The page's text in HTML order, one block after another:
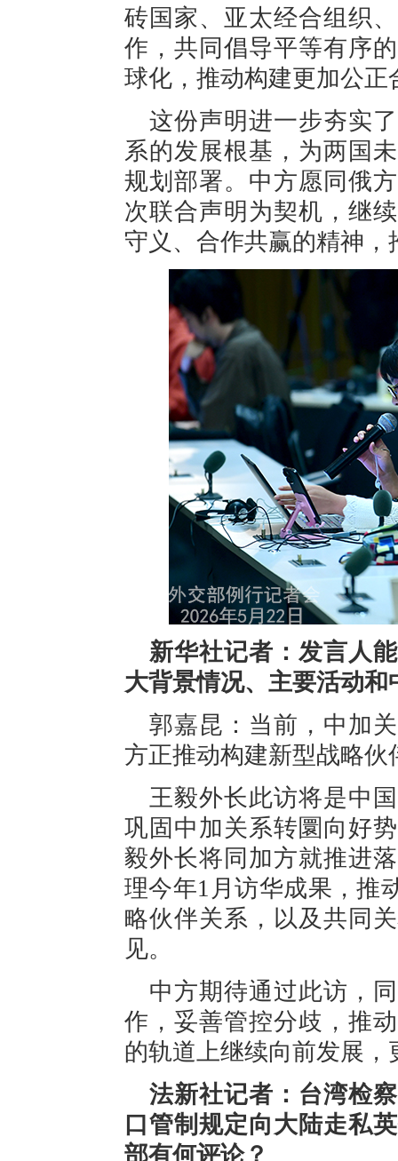
砖国家、亚太经合组织
作，共同倡导平等有序
球化，推动构建更加公
这份声明进一步夯实
系的发展根基，为两国
规划部署。中方愿同俄
次联合声明为契机，继
守义、合作共赢的精神
新华社记者：发言人
大背景情况、主要活动和
郭嘉昆：当前，中加
方正推动构建新型战略伙
王毅外长此访将是中
巩固中加关系转圜向好
毅外长将同加方就推进
理今年1月访华成果，推
略伙伴关系，以及共同
见。
中方期待通过此访，
作，妥善管控分歧，推
的轨道上继续向前发展
法新社记者：台湾检
口管制规定向大陆走私
部有何评论？